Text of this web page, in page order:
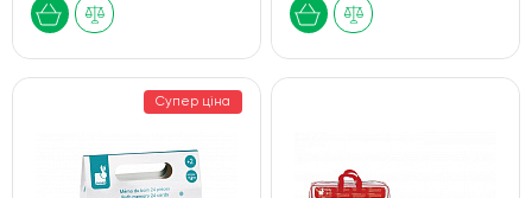
Супер ціна